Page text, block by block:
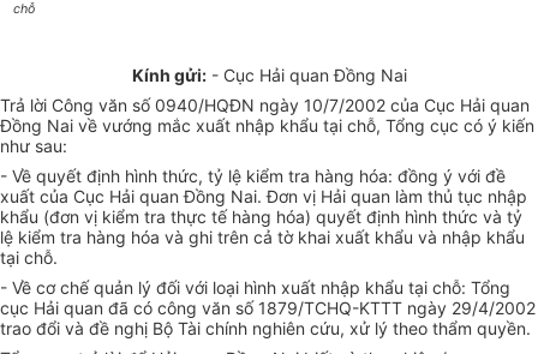
chỗ
Kính gửi:- Cục Hải quan Đồng Nai
Trả lời Công văn số 0940/HQĐN ngày 10/7/2002 của Cục Hải quan
Đồng Nai về vướng mắc xuất nhập khẩu tại chỗ, Tổng cục có ý kiến
như sau:
- Về quyết định hình thức, tỷ lệ kiểm tra hàng hóa: đồng ý với đề
xuất của Cục Hải quan Đồng Nai. Đơn vị Hải quan làm thủ tục nhập
khẩu (đơn vị kiểm tra thực tế hàng hóa) quyết định hình thức và tỷ
lệ kiểm tra hàng hóa và ghi trên cả tờ khai xuất khẩu và nhập khẩu
tại chỗ.
- Về cơ chế quản lý đối với loại hình xuất nhập khẩu tại chỗ: Tổng
cục Hải quan đã có công văn số 1879/TCHQ-KTTT ngày 29/4/2002
trao đổi và đề nghị Bộ Tài chính nghiên cứu, xử lý theo thẩm quyền.